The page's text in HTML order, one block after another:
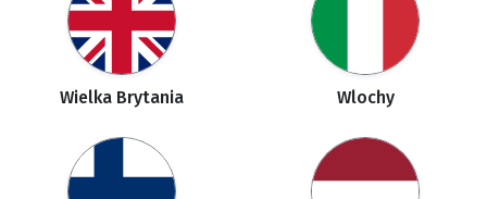
Wielka Brytania Wlochy